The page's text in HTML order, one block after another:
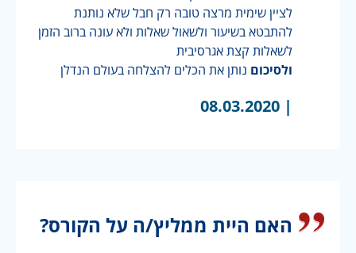
לציין שימית מרצה טובה רק חבל שלא נותנת
להתבטא בשיעור ולשאול שאלות ולא עונה ברוב הזמן
לשאלות קצת אגרסיבית
ולסיכום נותן את הכלים להצלחה בעולם הנדלן
|
08.03.2020
האם היית ממליץ/ה על הקורס?